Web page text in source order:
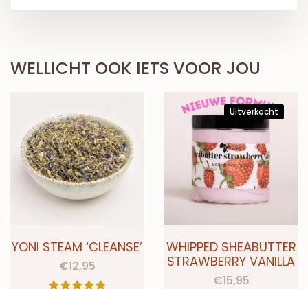
WELLICHT OOK IETS VOOR JOU
YONI STEAM ‘CLEANSE’
€12,95
Uitverkocht
WHIPPED SHEABUTTER
STRAWBERRY VANILLA
€15,95